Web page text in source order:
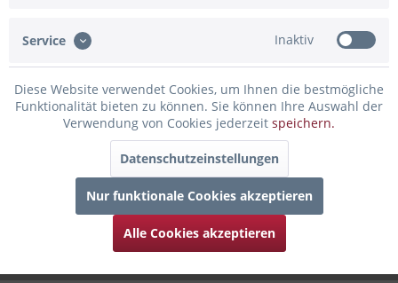
Bewertungen lesen, schreiben und diskutieren...mehr
Infos zum Hersteller
Folgende Infos zum Hersteller sind verfübar......
4
Service Inaktiv
Diese Website verwendet Cookies, um Ihnen die bestmögliche
Funktionalität bieten zu können. Sie können Ihre Auswahl der
Verwendung von Cookies jederzeit speichern.
Datenschutzeinstellungen
Nur funktionale Cookies akzeptieren
Alle Cookies akzeptieren